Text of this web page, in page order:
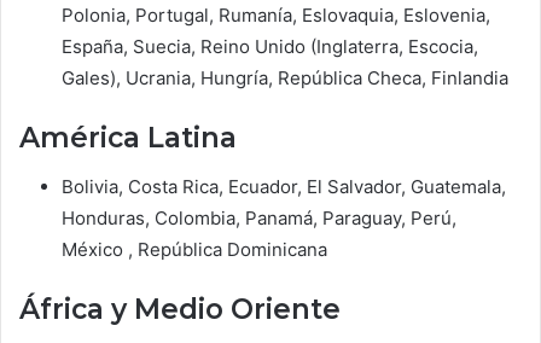
Polonia, Portugal, Rumanía, Eslovaquia, Eslovenia,
España, Suecia, Reino Unido (Inglaterra, Escocia,
Gales), Ucrania, Hungría, República Checa, Finlandia
América Latina
Bolivia, Costa Rica, Ecuador, El Salvador, Guatemala,
Honduras, Colombia, Panamá, Paraguay, Perú,
México , República Dominicana
África y Medio Oriente